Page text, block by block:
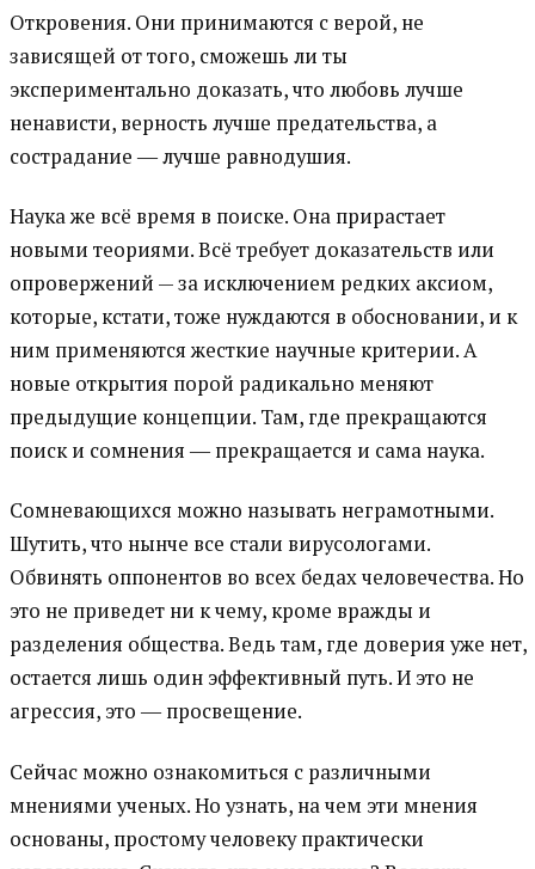
Откровения. Они принимаются с верой, не
зависящей от того, сможешь ли ты
экспериментально доказать, что любовь лучше
ненависти, верность лучше предательства, а
сострадание ― лучше равнодушия.
Наука же всё время в поиске. Она прирастает
новыми теориями. Всё требует доказательств или
опровержений — за исключением редких аксиом,
которые, кстати, тоже нуждаются в обосновании, и к
ним применяются жесткие научные критерии. А
новые открытия порой радикально меняют
предыдущие концепции. Там, где прекращаются
поиск и сомнения ― прекращается и сама наука.
Сомневающихся можно называть неграмотными.
Шутить, что нынче все стали вирусологами.
Обвинять оппонентов во всех бедах человечества. Но
это не приведет ни к чему, кроме вражды и
разделения общества. Ведь там, где доверия уже нет,
остается лишь один эффективный путь. И это не
агрессия, это ― просвещение.
Сейчас можно ознакомиться с различными
мнениями ученых. Но узнать, на чем эти мнения
основаны, простому человеку практически